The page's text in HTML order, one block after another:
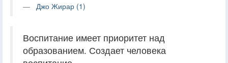
Джо Жирар (1)
Воспитание имеет приоритет над
образованием. Создает человека